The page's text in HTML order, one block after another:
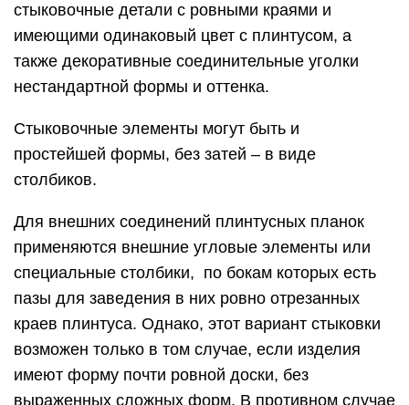
стыковочные детали с ровными краями и
имеющими одинаковый цвет с плинтусом, а
также декоративные соединительные уголки
нестандартной формы и оттенка.
Стыковочные элементы могут быть и
простейшей формы, без затей – в виде
столбиков.
Для внешних соединений плинтусных планок
применяются внешние угловые элементы или
специальные столбики, по бокам которых есть
пазы для заведения в них ровно отрезанных
краев плинтуса. Однако, этот вариант стыковки
возможен только в том случае, если изделия
имеют форму почти ровной доски, без
выраженных сложных форм. В противном случае